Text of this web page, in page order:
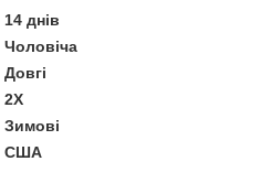
14 днів
Чоловіча
Довгі
2X
Зимові
США